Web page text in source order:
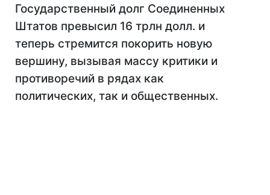
Государственный долг Соединенных
Штатов превысил 16 трлн долл. и
теперь стремится покорить новую
вершину, вызывая массу критики и
противоречий в рядах как
политических, так и общественных.